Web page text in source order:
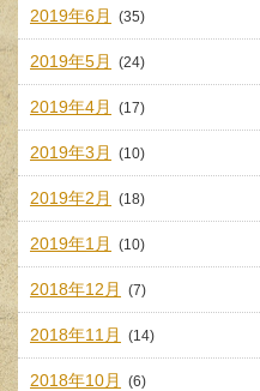
2019年6月 (35)
2019年5月 (24)
2019年4月 (17)
2019年3月 (10)
2019年2月 (18)
2019年1月 (10)
2018年12月 (7)
2018年11月 (14)
2018年10月 (6)